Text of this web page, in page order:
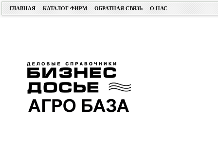
ГЛАВНАЯ КАТАЛОГ ФИРМ ОБРАТНАЯ СВЯЗЬ О НАС